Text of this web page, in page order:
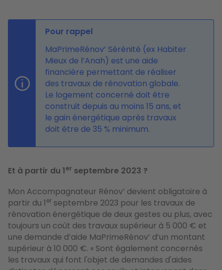
Pour rappel
MaPrimeRénov’ Sérénité (ex Habiter
Mieux de l’Anah) est une aide
financière permettant de réaliser
des travaux de rénovation globale.
Le logement concerné doit être
construit depuis au moins 15 ans, et
le gain énergétique après travaux
doit être de 35 % minimum.
Et à partir du 1er septembre 2023 ?
Mon Accompagnateur Rénov’ devient obligatoire à
partir du 1er septembre 2023 pour les travaux de
rénovation énergétique de deux gestes ou plus, avec
toujours un coût des travaux supérieur à 5 000 € et
une demande d’aide MaPrimeRénov’ d’un montant
supérieur à 10 000 €. « Sont également concernés
les travaux qui font l'objet de demandes d'aides